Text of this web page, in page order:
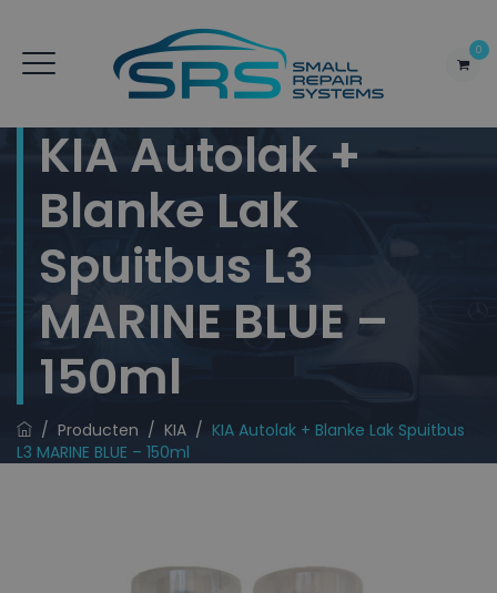
0
KIA Autolak +
Blanke Lak
Spuitbus L3
MARINE BLUE –
150ml
/ Producten / KIA / KIA Autolak + Blanke Lak Spuitbus
L3 MARINE BLUE – 150ml